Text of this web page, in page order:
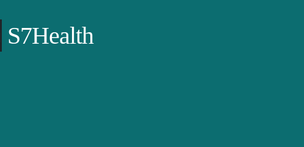
S7Health